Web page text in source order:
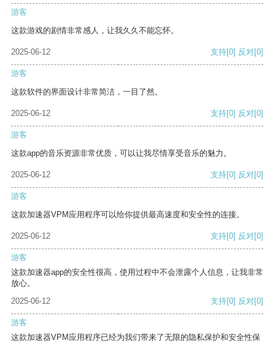
游客
这款游戏的剧情非常感人，让我久久不能忘怀。
2025-06-12 支持[0] 反对[0]
游客
这款软件的界面设计非常简洁，一目了然。
2025-06-12 支持[0] 反对[0]
游客
这款app的音乐资源非常优质，可以让我尽情享受音乐的魅力。
2025-06-12 支持[0] 反对[0]
游客
这款加速器VPM应用程序可以给你提供最高速度和安全性的连接。
2025-06-12 支持[0] 反对[0]
游客
这款加速器app的安全性很高，使用过程中不会泄露个人信息，让我非常
放心。
2025-06-12
支持[0] 反对[0]
游客
这款加速器VPM应用程序已经为我们带来了无限的隐私保护和安全性保